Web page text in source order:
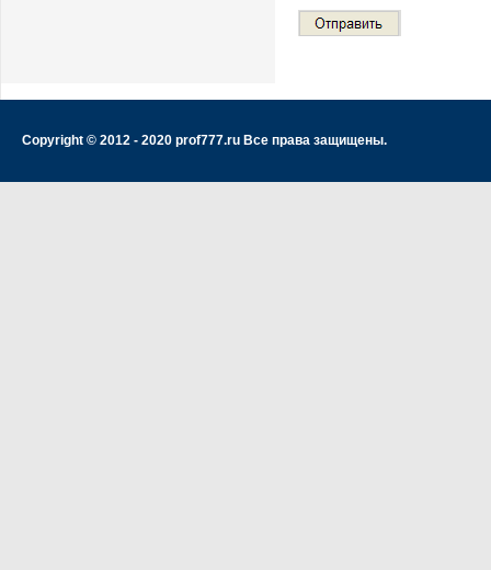
Copyright © 2012 - 2020 prof777.ru Все права защищены.